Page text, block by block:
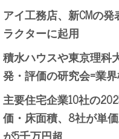
アイ工務店、新CMの
ラクターに起用
積水ハウスや東京理科
発・評価の研究会=業
主要住宅企業10社の
価・床面積、8社が単
が5千万円超